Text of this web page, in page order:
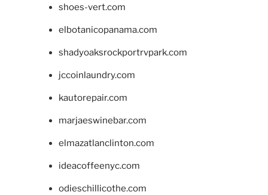
shoes-vert.com
elbotanicopanama.com
shadyoaksrockportrvpark.com
jccoinlaundry.com
kautorepair.com
marjaeswinebar.com
elmazatlanclinton.com
ideacoffeenyc.com
odieschillicothe.com